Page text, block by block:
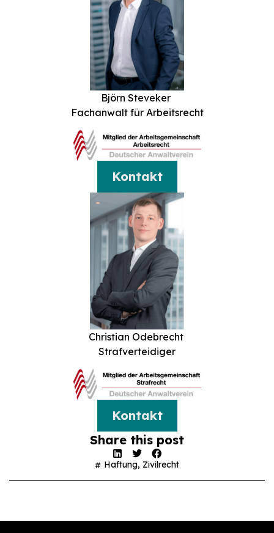
Björn Steveker
Fachanwalt für Arbeitsrecht
Kontakt
Christian Odebrecht
Strafverteidiger
Kontakt
Share this post
Haftung, Zivilrecht